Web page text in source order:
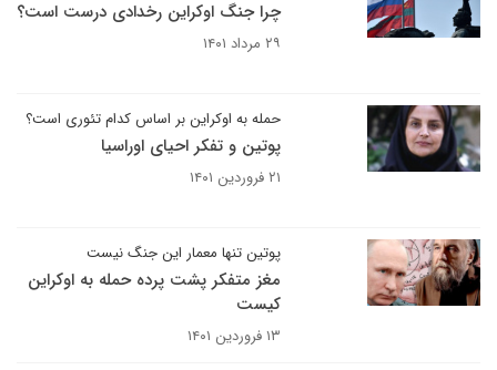
چرا جنگ اوکراین رخدادی درست است؟
۲۹ مرداد ۱۴۰۱
حمله به اوکراین بر اساس کدام تئوری است؟
پوتین و تفکر احیای اوراسیا
۲۱ فروردین ۱۴۰۱
پوتین تنها معمار این جنگ نیست
مغز متفکر پشت پرده حمله به اوکراین
کیست
۱۳ فروردین ۱۴۰۱